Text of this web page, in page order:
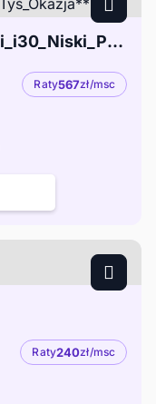
Hyundai i30 II 1.4 **Hyundai_i30_Niski_Przebieg_88Tyś_Okazja**
Raty567zł/msc
Raty240zł/msc